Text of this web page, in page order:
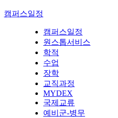
캠퍼스일정
캠퍼스일정
원스톱서비스
학적
수업
장학
교직과정
MYDEX
국제교류
예비군-병무